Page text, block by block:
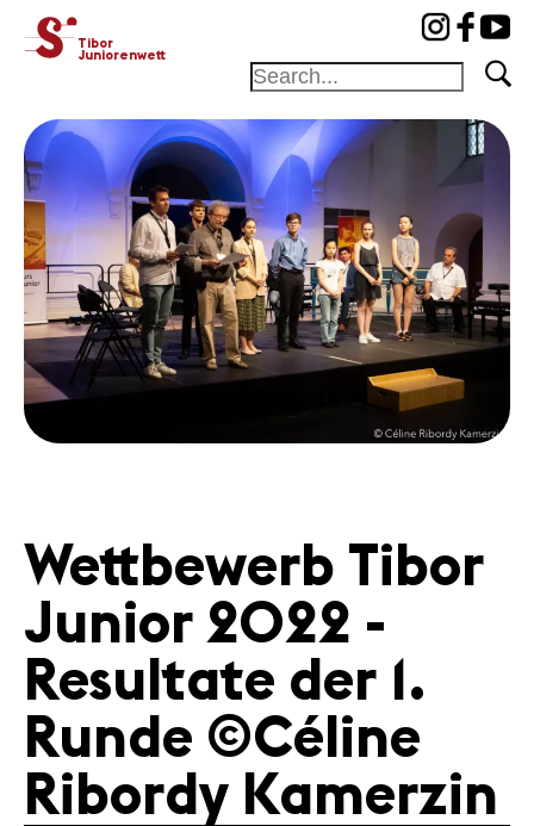
Tibor
Juniorenwettbewerb
Jury
Programm
Preisträger
News
News
Konzerte
Presse
Jobs
Über uns
Impressum
Wettbewerb Tibor
Junior 2022 -
Resultate der 1.
Runde ©Céline
Ribordy Kamerzin